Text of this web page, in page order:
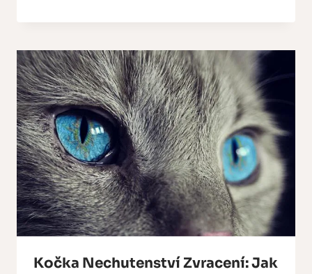
Kočka Nechutenství Zvracení: Jak